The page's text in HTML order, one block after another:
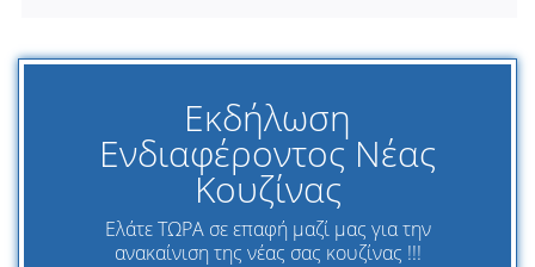
Εκδήλωση
Ενδιαφέροντος Νέας
Κουζίνας
Ελάτε ΤΩΡΑ σε επαφή μαζί μας για την
ανακαίνιση της νέας σας κουζίνας !!!